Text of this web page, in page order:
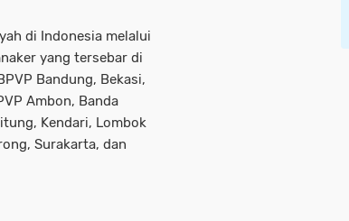
di Indonesia melalui
yang tersebar di
Bandung, Bekasi,
Ambon, Banda
Kendari, Lombok
Surakarta, dan